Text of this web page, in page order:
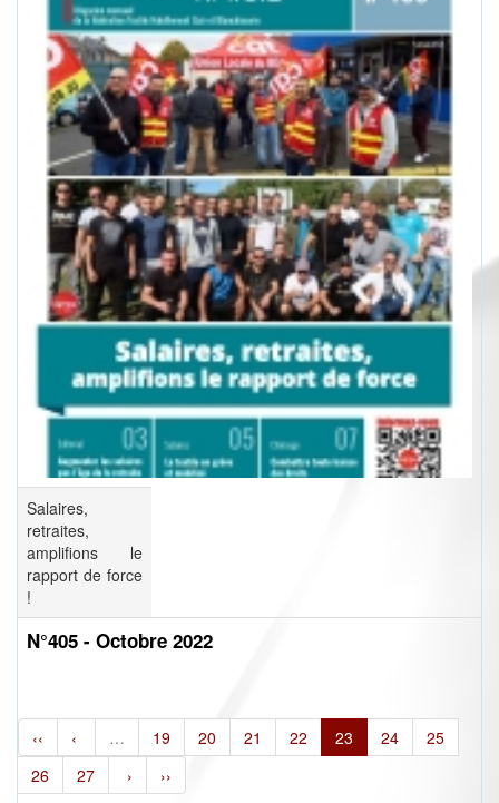
Salaires,
retraites,
amplifions le
rapport de force
!
N°405 - Octobre 2022
‹‹ ‹ … 19 20 21 22 23 24
25
26
27 › ››